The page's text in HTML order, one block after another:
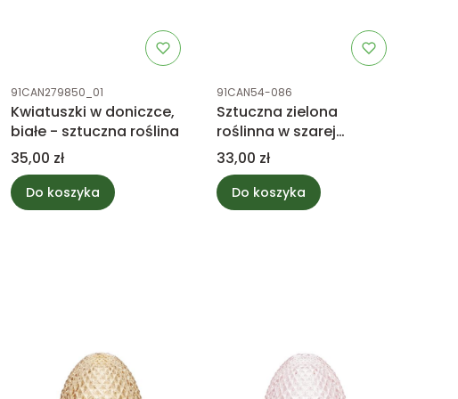
Kod produktu
91CAN279850_01
Kwiatuszki w doniczce,
białe - sztuczna roślina
Cena
35,00 zł
Do koszyka
Kod produktu
91CAN54-086
Sztuczna zielona
roślinna w szarej
doniczce 25cm
Cena
33,00 zł
Do koszyka